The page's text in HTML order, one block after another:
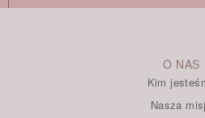
O NAS
Kim
Nasza